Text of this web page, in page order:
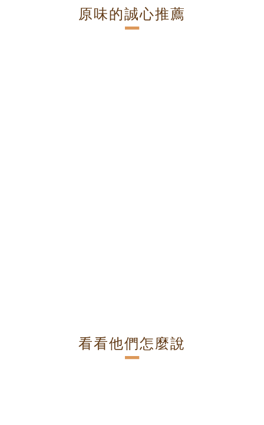
原味的誠心推薦
－
看看他們怎麼說
－